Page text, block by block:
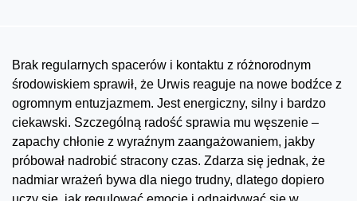
Brak regularnych spacerów i kontaktu z różnorodnym
środowiskiem sprawił, że Urwis reaguje na nowe bodźce z
ogromnym entuzjazmem. Jest energiczny, silny i bardzo
ciekawski. Szczególną radość sprawia mu węszenie –
zapachy chłonie z wyraźnym zaangażowaniem, jakby
próbował nadrobić stracony czas. Zdarza się jednak, że
nadmiar wrażeń bywa dla niego trudny, dlatego dopiero